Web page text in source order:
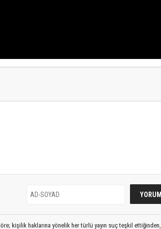
kişilik haklarına yönelik her türlü yayın suç teşkil ettiğinden,